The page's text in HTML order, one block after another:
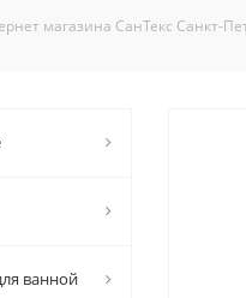
магазина СанТекс Санкт-
ванной